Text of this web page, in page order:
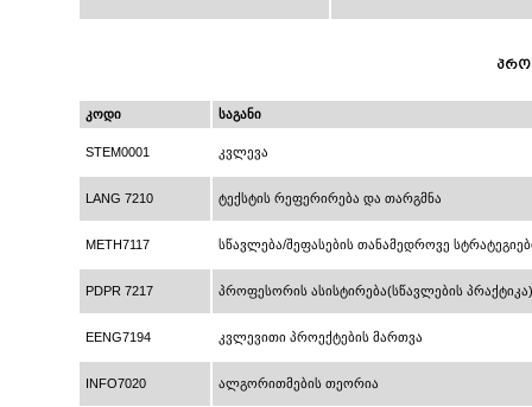
კოდი საგანი
STEM0001 კვლევა
LANG 7210 ტექსტის რეფერირება და თარგმნა
METH7117 სწავლება/შეფასების თანამედროვე
PDPR 7217 პროფესორის ასისტირება(სწავლების პრაქტიკა)
EENG7194 კვლევითი პროექტების მართვა
INFO7020 ალგორითმების თეორია